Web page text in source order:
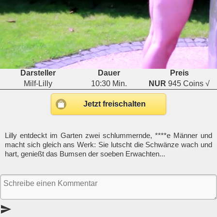
Darsteller Dauer
Preis
Milf-Lilly
10:30 Min. NUR 945 Coins √
Jetzt freischalten
Lilly entdeckt im Garten zwei schlummernde, ****e Männer und
macht sich gleich ans Werk: Sie lutscht die Schwänze wach und
hart, genießt das Bumsen der soeben Erwachten...
send